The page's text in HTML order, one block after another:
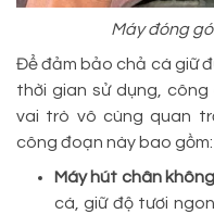
Máy đóng
Để đảm bảo chả cá giữ
thời gian sử dụng,
vai trò vô cùng quan
công đoạn này bao gồm:
Máy hút chân
cá, giữ độ tươi